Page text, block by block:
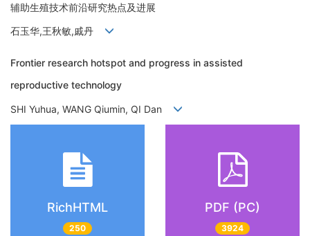
辅助生殖技术前沿研究热点及进展
石玉华,王秋敏,戚丹
Frontier research hotspot and progress in assisted
reproductive technology
SHI Yuhua, WANG Qiumin, QI Dan
RichHTML
250
PDF (PC)
3924